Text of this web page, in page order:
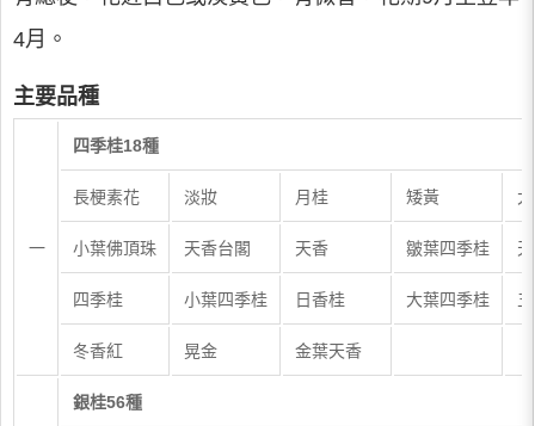
4月。
主要品種
一
四季桂18種
長梗素花 淡妝 月桂 矮黃
小葉佛頂珠 天香台閣 天香 皺葉四季桂
四季桂 小葉四季桂 日香桂 大葉四季桂
冬香紅 晃金 金葉天香
銀桂56種